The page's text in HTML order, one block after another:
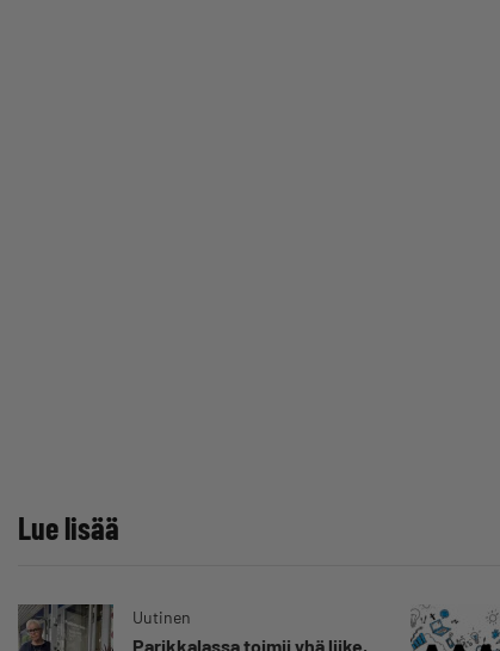
Lue lisää
Uutinen
Parikkalassa toimii yhä liike,